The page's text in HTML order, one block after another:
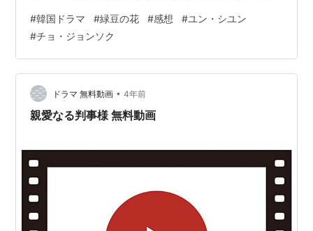
兄弟の物語です。 激動の複雑な時代の話なので理解も難
しいですが、わかりやすく描かれていて物語に入り込む
ことも出来ました。戦う場面も多く辛かったのですが、
キャストの魅力と確かな演技で最後まで引っ張られるよ
うに見終えました。 この時代の朝鮮の熱量を感じる一方
で、運命に翻弄される人々の…
#韓国ドラマ #緑豆の花 #感想 #ユン・シユン
#チョ・ジョンソク
ドラマ 無料動画 • 4年前
親愛なる判事様 無料動画